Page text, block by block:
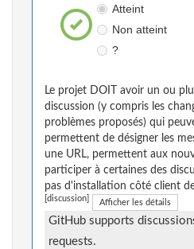
Atteint
Non atteint
?
Le projet DOIT avoir un ou
discussion (y compris les
problèmes proposés) qui
permettent de désigner les
une URL, permettent aux
participer à certaines des
pas d'installation côté client
[discussion] Afficher les détails
GitHub supports
requests.